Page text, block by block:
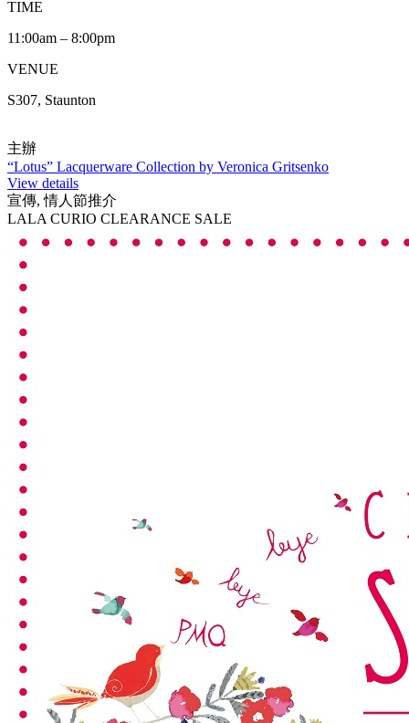
TIME
11:00am – 8:00pm
VENUE
S307, Staunton
主辦
“Lotus” Lacquerware Collection by Veronica Gritsenko
View details
宣傳, 情人節推介
LALA CURIO CLEARANCE SALE